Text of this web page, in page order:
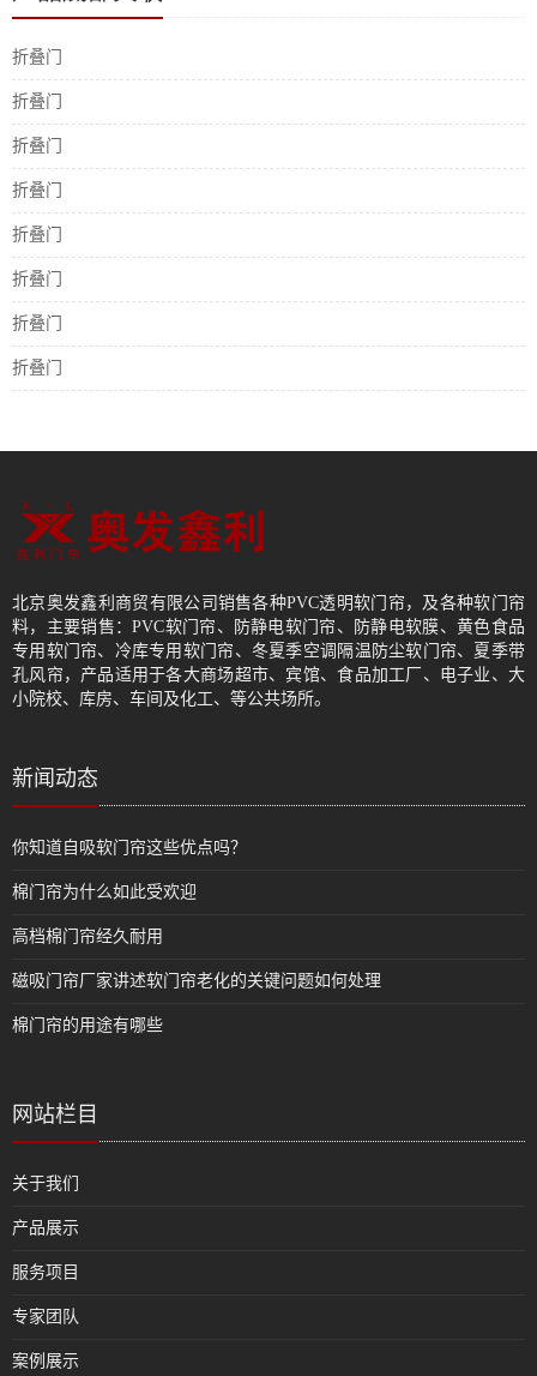
折叠门
折叠门
折叠门
折叠门
折叠门
折叠门
折叠门
折叠门
北京奥发鑫利商贸有限公司销售各种PVC透明软门帘，及各种软门帘
料，主要销售：PVC软门帘、防静电软门帘、防静电软膜、黄色食品
专用软门帘、冷库专用软门帘、冬夏季空调隔温防尘软门帘、夏季带
孔风帘，产品适用于各大商场超市、宾馆、食品加工厂、电子业、大
小院校、库房、车间及化工、等公共场所。
新闻动态
你知道自吸软门帘这些优点吗？
棉门帘为什么如此受欢迎
高档棉门帘经久耐用
磁吸门帘厂家讲述软门帘老化的关键问题如何处理
棉门帘的用途有哪些
网站栏目
关于我们
产品展示
服务项目
专家团队
案例展示